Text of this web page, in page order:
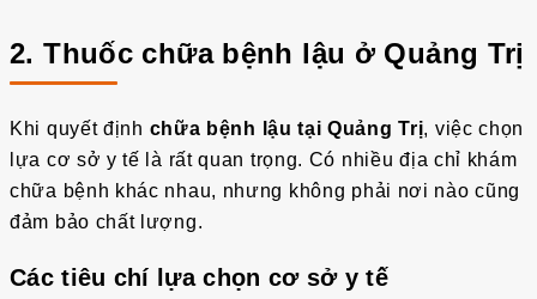
2. Thuốc chữa bệnh lậu ở Quảng Trị
Khi quyết định chữa bệnh lậu tại Quảng Trị, việc chọn
lựa cơ sở y tế là rất quan trọng. Có nhiều địa chỉ khám
chữa bệnh khác nhau, nhưng không phải nơi nào cũng
đảm bảo chất lượng.
Các tiêu chí lựa chọn cơ sở y tế